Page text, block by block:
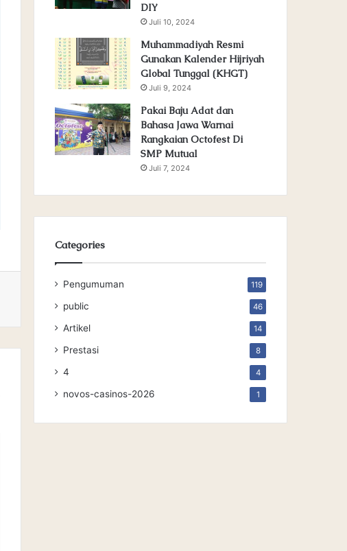
DIY
Juli 10, 2024
Muhammadiyah Resmi
Gunakan Kalender Hijriyah
Global Tunggal (KHGT)
Juli 9, 2024
Pakai Baju Adat dan
Bahasa Jawa Warnai
Rangkaian Octofest Di
SMP Mutual
Juli 7, 2024
Categories
Pengumuman 119
public 46
Artikel 14
Prestasi 8
4 4
novos-casinos-2026 1